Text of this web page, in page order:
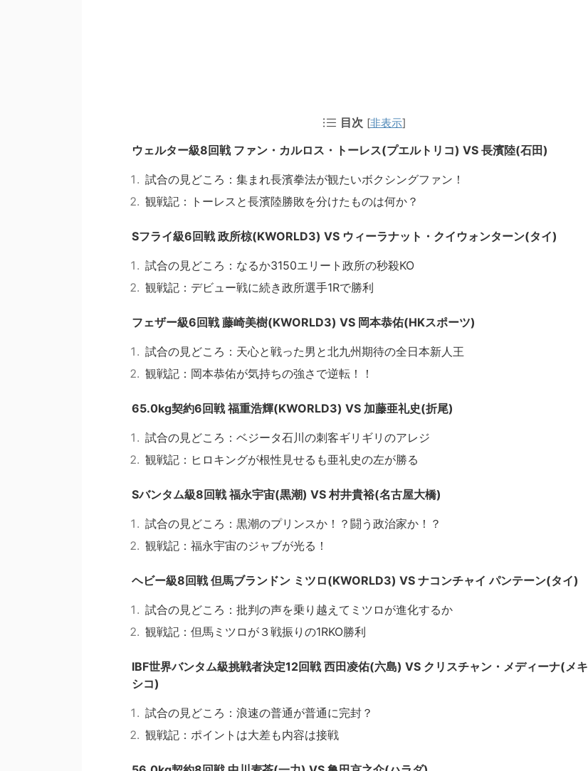
目次 [非表示]
ウェルター級8回戦 ファン・カルロス・トーレス(プエルトリコ) VS 長濱陸(石田)
試合の見どころ：集まれ長濱拳法が観たいボクシングファン！
観戦記：トーレスと長濱陸勝敗を分けたものは何か？
Sフライ級6回戦 政所椋(KWORLD3) VS ウィーラナット・クイウォンターン(タイ)
試合の見どころ：なるか3150エリート政所の秒殺KO
観戦記：デビュー戦に続き政所選手1Rで勝利
フェザー級6回戦 藤崎美樹(KWORLD3) VS 岡本恭佑(HKスポーツ)
試合の見どころ：天心と戦った男と北九州期待の全日本新人王
観戦記：岡本恭佑が気持ちの強さで逆転！！
65.0kg契約6回戦 福重浩輝(KWORLD3) VS 加藤亜礼史(折尾)
試合の見どころ：ベジータ石川の刺客ギリギリのアレジ
観戦記：ヒロキングが根性見せるも亜礼史の左が勝る
Sバンタム級8回戦 福永宇宙(黒潮) VS 村井貴裕(名古屋大橋)
試合の見どころ：黒潮のプリンスか！？闘う政治家か！？
観戦記：福永宇宙のジャブが光る！
ヘビー級8回戦 但馬ブランドン ミツロ(KWORLD3) VS ナコンチャイ パンテーン(タイ)
試合の見どころ：批判の声を乗り越えてミツロが進化するか
観戦記：但馬ミツロが３戦振りの1RKO勝利
IBF世界バンタム級挑戦者決定12回戦 西田凌佑(六島) VS クリスチャン・メディーナ(メキ
シコ)
試合の見どころ：浪速の普通が普通に完封？
観戦記：ポイントは大差も内容は接戦